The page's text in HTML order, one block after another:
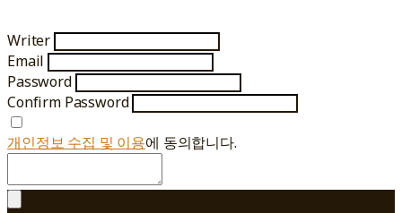
Writer
Email
Password
Confirm Password
개인정보 수집 및 이용에 동의합니다.